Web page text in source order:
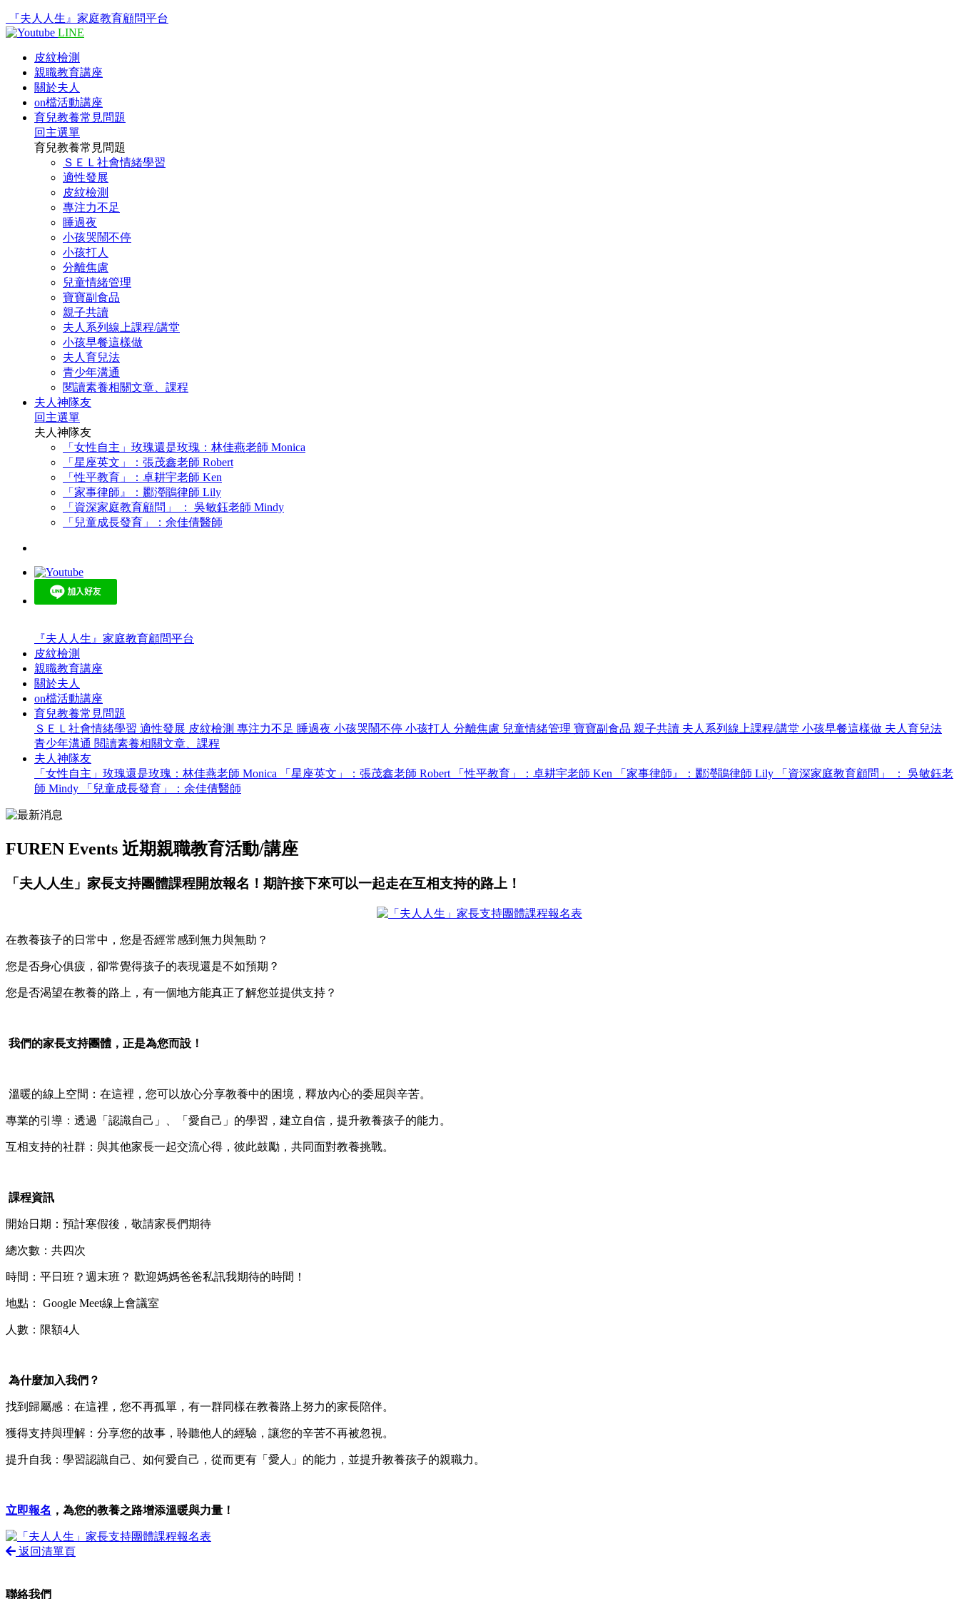
『夫人人生』家庭教育顧問平台
LINE
皮紋檢測
親職教育講座
關於夫人
on檔活動講座
育兒教養常見問題
回主選單
育兒教養常見問題
ＳＥＬ社會情緒學習
適性發展
皮紋檢測
專注力不足
睡過夜
小孩哭鬧不停
小孩打人
分離焦慮
兒童情緒管理
寶寶副食品
親子共讀
夫人系列線上課程/講堂
小孩早餐這樣做
夫人育兒法
青少年溝通
閱讀素養相關文章、課程
夫人神隊友
回主選單
夫人神隊友
「女性自主」玫瑰還是玫瑰：林佳燕老師 Monica
「星座英文」：張茂鑫老師 Robert
「性平教育」：卓耕宇老師 Ken
「家事律師』：酈瀅鵑律師 Lily
「資深家庭教育顧問」 ： 吳敏鈺老師 Mindy
「兒童成長發育」：余佳倩醫師
『夫人人生』家庭教育顧問平台
皮紋檢測
親職教育講座
關於夫人
on檔活動講座
育兒教養常見問題
ＳＥＬ社會情緒學習 適性發展 皮紋檢測 專注力不足 睡過夜 小孩哭鬧不停 小孩打人 分離焦慮 兒童情緒管理 寶寶副食品 親子共讀 夫人系列線上課程/講堂 小孩早餐這樣做 夫人育兒法
青少年溝通 閱讀素養相關文章、課程
夫人神隊友
「女性自主」玫瑰還是玫瑰：林佳燕老師 Monica
「星座英文」：張茂鑫老師 Robert 「性平教育」：卓耕宇老師 Ken 「家事律師』：酈瀅鵑律師 Lily
「資深家庭教育顧問」 ： 吳敏鈺老
師 Mindy
「兒童成長發育」：余佳倩醫師
FUREN Events 近期親職教育活動/講座
「夫人人生」家長支持團體課程開放報名！期許接下來可以一起走在互相支持的路上！
在教養孩子的日常中，您是否經常感到無力與無助？
您是否身心俱疲，卻常覺得孩子的表現還是不如預期？
您是否渴望在教養的路上，有一個地方能真正了解您並提供支持？
我們的家長支持團體，正是為您而設！
溫暖的線上空間：在這裡，您可以放心分享教養中的困境，釋放內心的委屈與辛苦。
專業的引導：透過「認識自己」、「愛自己」的學習，建立自信，提升教養孩子的能力。
互相支持的社群：與其他家長一起交流心得，彼此鼓勵，共同面對教養挑戰。
課程資訊
開始日期：預計寒假後，敬請家長們期待
總次數：共四次
時間：平日班？週末班？ 歡迎媽媽爸爸私訊我期待的時間！
地點： Google Meet線上會議室
人數：限額4人
為什麼加入我們？
找到歸屬感：在這裡，您不再孤單，有一群同樣在教養路上努力的家長陪伴。
獲得支持與理解：分享您的故事，聆聽他人的經驗，讓您的辛苦不再被忽視。
提升自我：學習認識自己、如何愛自己，從而更有「愛人」的能力，並提升教養孩子的親職力。
立即報名 ，為您的教養之路增添溫暖與力量！
返回清單頁
聯絡我們